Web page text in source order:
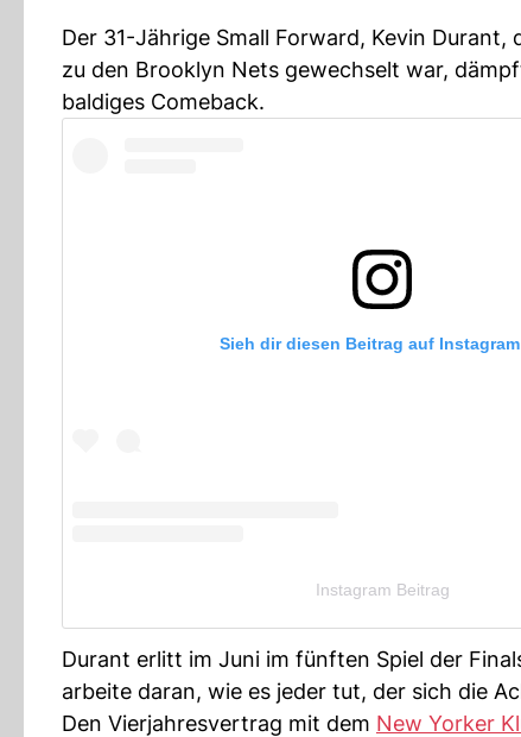
Der 31-Jährige Small Forward, Kevin
zu den Brooklyn Nets gewechselt war,
baldiges Comeback.
Sieh dir diesen Beitrag auf
Instagram Beitrag
Durant erlitt im Juni im fünften Spiel der
arbeite daran, wie es jeder tut, der sich die
Den Vierjahresvertrag mit dem New Yorker